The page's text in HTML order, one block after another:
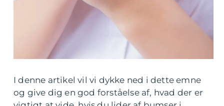
I denne artikel vil vi dykke ned i dette emne
og give dig en god forståelse af, hvad der er